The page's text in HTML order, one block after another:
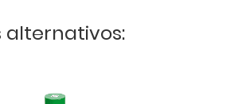
alternativos: